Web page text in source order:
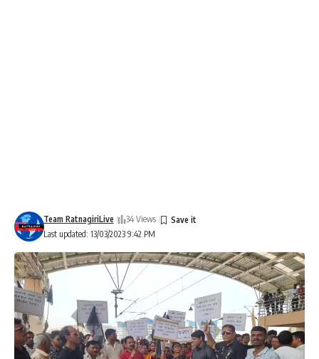
Last updated: 13/03/2023 9:42 PM
Team RatnagiriLive 34 Views